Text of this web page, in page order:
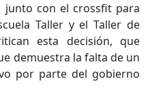
junto con el crossfit para
Taller y el Taller de
esta decisión, que
demuestra la falta de un
por parte del gobierno